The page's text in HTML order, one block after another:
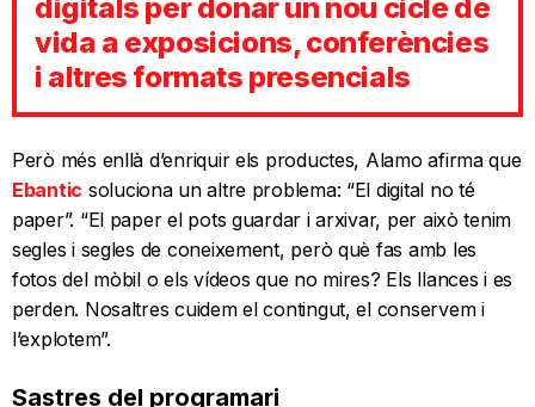
digitals per donar un nou cicle de
vida a exposicions, conferències
i altres formats presencials
Però més enllà d’enriquir els productes, Alamo afirma que
Ebantic soluciona un altre problema: “El digital no té
paper”. “El paper el pots guardar i arxivar, per això tenim
segles i segles de coneixement, però què fas amb les
fotos del mòbil o els vídeos que no mires? Els llances i es
perden. Nosaltres cuidem el contingut, el conservem i
l’explotem”.
Sastres del programari